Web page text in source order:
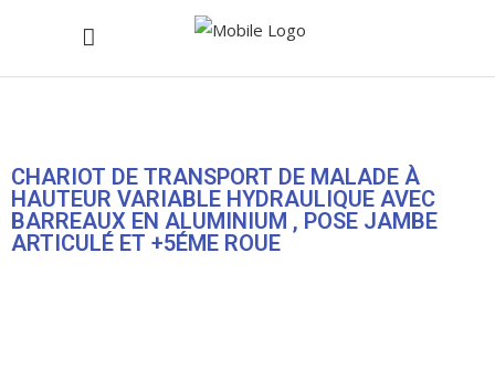
CHARIOT DE TRANSPORT DE MALADE À
HAUTEUR VARIABLE HYDRAULIQUE AVEC
BARREAUX EN ALUMINIUM , POSE JAMBE
ARTICULÉ ET +5ÉME ROUE